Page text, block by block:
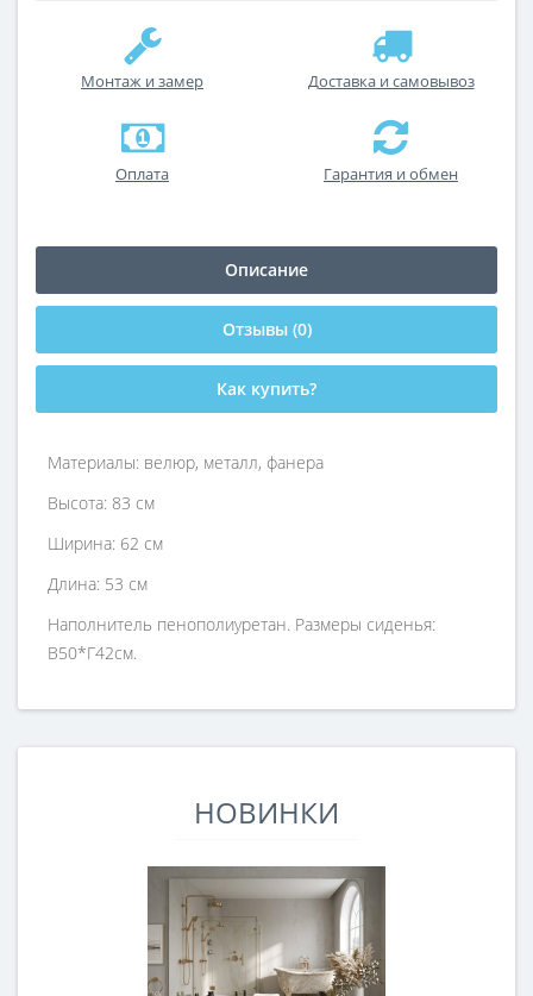
Монтаж и замер Доставка и самовывоз
Оплата Гарантия и обмен
Описание
Отзывы (0)
Как купить?
Материалы: велюр, металл, фанера
Высота: 83 см
Ширина: 62 см
Длина: 53 см
Наполнитель пенополиуретан. Размеры сиденья:
В50*Г42см.
НОВИНКИ